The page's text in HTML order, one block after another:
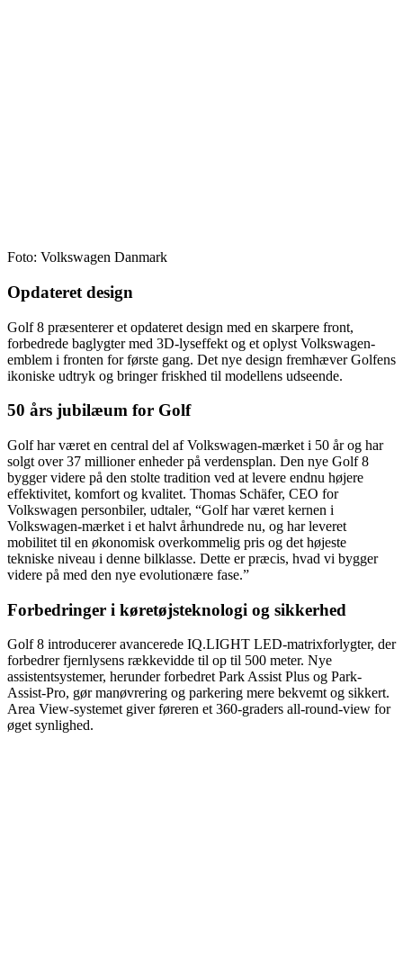
Foto: Volkswagen Danmark
Opdateret design
Golf 8 præsenterer et opdateret design med en skarpere front,
forbedrede baglygter med 3D-lyseffekt og et oplyst Volkswagen-
emblem i fronten for første gang. Det nye design fremhæver Golfens
ikoniske udtryk og bringer friskhed til modellens udseende.
50 års jubilæum for Golf
Golf har været en central del af Volkswagen-mærket i 50 år og har
solgt over 37 millioner enheder på verdensplan. Den nye Golf 8
bygger videre på den stolte tradition ved at levere endnu højere
effektivitet, komfort og kvalitet. Thomas Schäfer, CEO for
Volkswagen personbiler, udtaler, “Golf har været kernen i
Volkswagen-mærket i et halvt århundrede nu, og har leveret
mobilitet til en økonomisk overkommelig pris og det højeste
tekniske niveau i denne bilklasse. Dette er præcis, hvad vi bygger
videre på med den nye evolutionære fase.”
Forbedringer i køretøjsteknologi og sikkerhed
Golf 8 introducerer avancerede IQ.LIGHT LED-matrixforlygter, der
forbedrer fjernlysens rækkevidde til op til 500 meter. Nye
assistentsystemer, herunder forbedret Park Assist Plus og Park-
Assist-Pro, gør manøvrering og parkering mere bekvemt og sikkert.
Area View-systemet giver føreren et 360-graders all-round-view for
øget synlighed.